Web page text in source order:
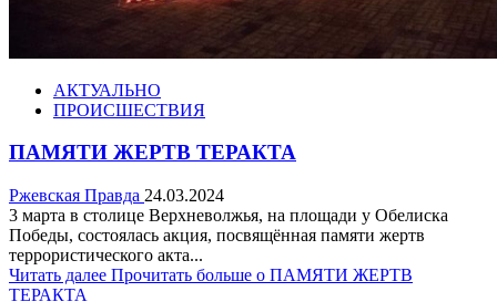
АКТУАЛЬНО
ПРОИСШЕСТВИЯ
ПАМЯТИ ЖЕРТВ ТЕРАКТА
Ржевская Правда 24.03.2024
3 марта в столице Верхневолжья, на площади у Обелиска
Победы, состоялась акция, посвящённая памяти жертв
террористического акта...
Читать далее Прочитать больше о ПАМЯТИ ЖЕРТВ
ТЕРАКТА